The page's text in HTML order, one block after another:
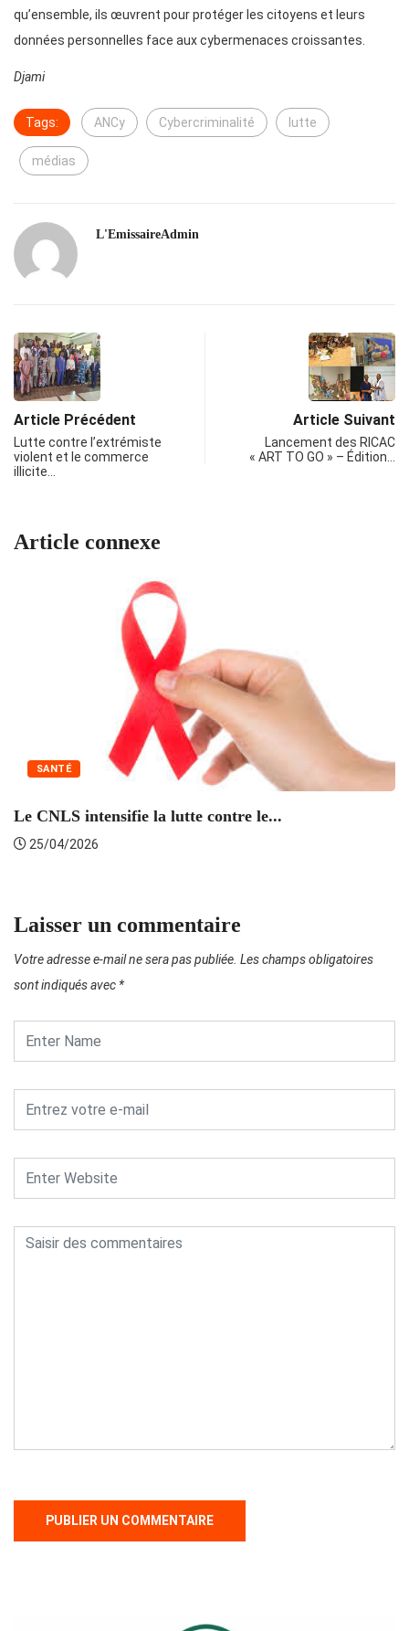
qu’ensemble, ils œuvrent pour protéger les citoyens et leurs
données personnelles face aux cybermenaces croissantes.
Djami
Tags: ANCy Cybercriminalité lutte
médias
L'EmissaireAdmin
Article Précédent
Lutte contre l’extrémiste
violent et le commerce
illicite…
Article Suivant
Lancement des RICAC
« ART TO GO » – Édition…
Article connexe
SANTÉ
Le CNLS intensifie la lutte contre le...
25/04/2026
Laisser un commentaire
Votre adresse e-mail ne sera pas publiée. Les champs obligatoires
sont indiqués avec *